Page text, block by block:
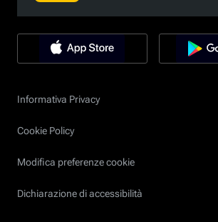
Informativa Privacy
Cookie Policy
Modifica preferenze cookie
Dichiarazione di accessibilità